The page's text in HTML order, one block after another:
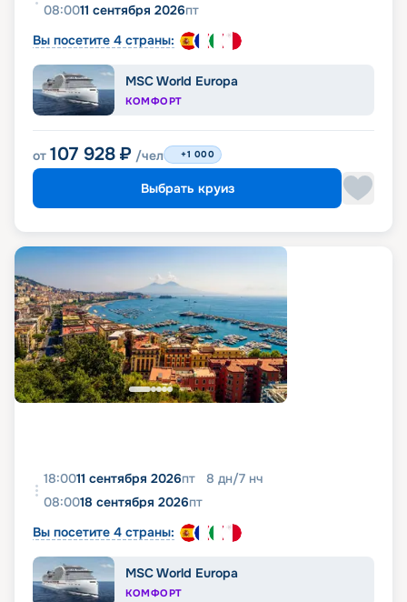
08:0011 сентября 2026пт
Вы посетите 4 страны:
MSC World Europa
КОМФОРТ
от 107 928 ₽ /чел +1 000
Выбрать круиз
18:0011 сентября 2026пт 8 дн/7 нч
08:0018 сентября 2026пт
Вы посетите 4 страны:
MSC World Europa
КОМФОРТ